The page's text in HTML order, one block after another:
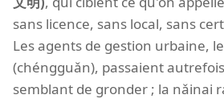
sans licence, sans local, sans
Les agents de gestion urbaine,
(chéngguǎn), passaient
semblant de gronder ; la nǎinai